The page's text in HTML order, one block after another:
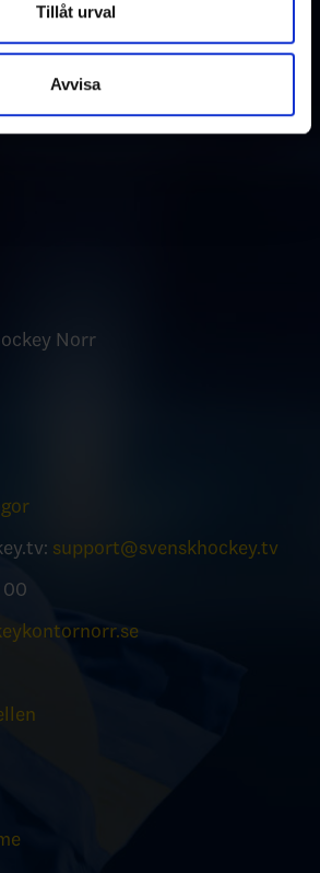
informationen med annan
tillhandahållit eller som de har
använt deras tjänster.
Tillåt urval
Avvisa
oss
Norr
support@svenskhockey.tv
00